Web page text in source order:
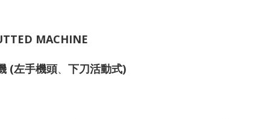
MACHINE
(左手機頭、 下刀活動式)